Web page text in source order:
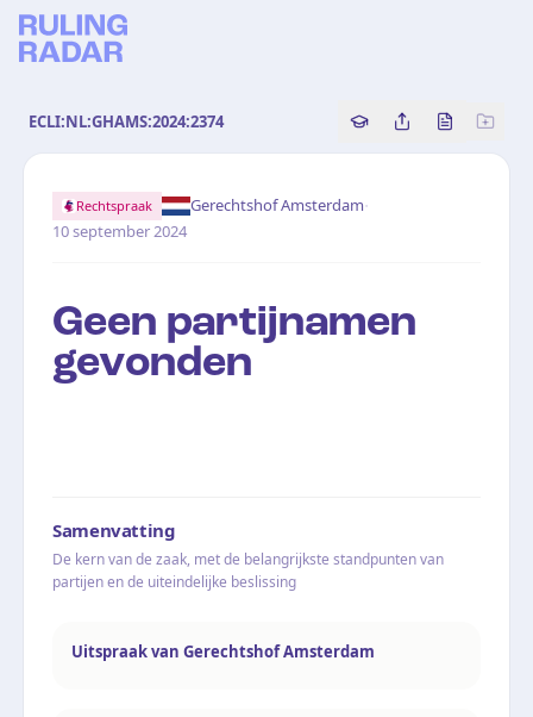
ECLI:NL:GHAMS:2024:2374 Copy source
Share this
Bekijk
Rechtspraak Gerechtshof Amsterdam·
10 september 2024
Geen partijnamen
gevonden
Samenvatting
De kern van de zaak, met de belangrijkste standpunten van
partijen en de uiteindelijke beslissing
Uitspraak van Gerechtshof Amsterdam